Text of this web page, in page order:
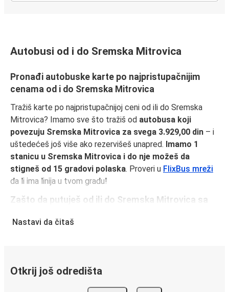
Autobusi od i do Sremska Mitrovica
Pronađi autobuske karte po najpristupačnijim
cenama od i do Sremska Mitrovica
Tražiš karte po najpristupačnijoj ceni od ili do Sremska
Mitrovica? Imamo sve što tražiš od autobusa koji
povezuju Sremska Mitrovica za svega 3.929,00 din – i
uštedećeš još više ako rezervišeš unapred. Imamo 1
stanicu u Sremska Mitrovica i do nje možeš da
stigneš od 15 gradovi polaska. Proveri u FlixBus mreži
da li ima linija u tvom gradu!
Zašto da putuješ od ili do Sremska Mitrovica sa
usluge u vozilu, kao što su besplatan Wi-Fi i utičnice za
struju. Izaberi omiljeno sedište dok praviš rezervaciju i
Nastavi da čitaš
Otkrij još odredišta